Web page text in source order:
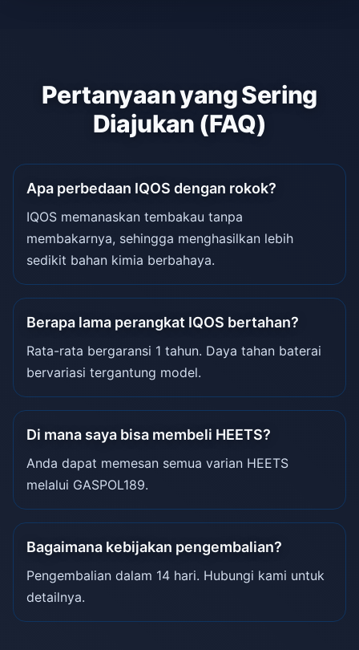
Pertanyaan yang Sering
Diajukan (FAQ)
Apa perbedaan IQOS dengan rokok?
IQOS memanaskan tembakau tanpa
membakarnya, sehingga menghasilkan lebih
sedikit bahan kimia berbahaya.
Berapa lama perangkat IQOS bertahan?
Rata-rata bergaransi 1 tahun. Daya tahan baterai
bervariasi tergantung model.
Di mana saya bisa membeli HEETS?
Anda dapat memesan semua varian HEETS
melalui GASPOL189.
Bagaimana kebijakan pengembalian?
Pengembalian dalam 14 hari. Hubungi kami untuk
detailnya.